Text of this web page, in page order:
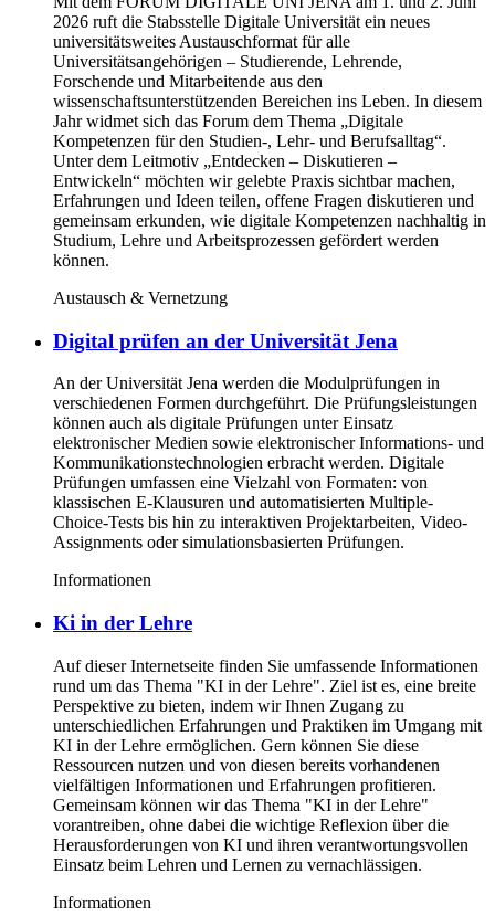
2026 ruft die Stabsstelle Digitale Universität ein neues
universitätsweites Austauschformat für alle
Universitätsangehörigen – Studierende, Lehrende,
Forschende und Mitarbeitende aus den
wissenschaftsunterstützenden Bereichen ins Leben. In diesem
Jahr widmet sich das Forum dem Thema „Digitale
Kompetenzen für den Studien-, Lehr- und Berufsalltag“.
Unter dem Leitmotiv „Entdecken – Diskutieren –
Entwickeln“ möchten wir gelebte Praxis sichtbar machen,
Erfahrungen und Ideen teilen, offene Fragen diskutieren und
gemeinsam erkunden, wie digitale Kompetenzen nachhaltig in
Studium, Lehre und Arbeitsprozessen gefördert werden
können.
Austausch & Vernetzung
Digital prüfen an der Universität Jena
An der Universität Jena werden die Modulprüfungen in
verschiedenen Formen durchgeführt. Die Prüfungsleistungen
können auch als digitale Prüfungen unter Einsatz
elektronischer Medien sowie elektronischer Informations- und
Kommunikationstechnologien erbracht werden. Digitale
Prüfungen umfassen eine Vielzahl von Formaten: von
klassischen E-Klausuren und automatisierten Multiple-
Choice-Tests bis hin zu interaktiven Projektarbeiten, Video-
Assignments oder simulationsbasierten Prüfungen.
Informationen
Ki in der Lehre
Auf dieser Internetseite finden Sie umfassende Informationen
rund um das Thema "KI in der Lehre". Ziel ist es, eine breite
Perspektive zu bieten, indem wir Ihnen Zugang zu
unterschiedlichen Erfahrungen und Praktiken im Umgang mit
KI in der Lehre ermöglichen. Gern können Sie diese
Ressourcen nutzen und von diesen bereits vorhandenen
vielfältigen Informationen und Erfahrungen profitieren.
Gemeinsam können wir das Thema "KI in der Lehre"
vorantreiben, ohne dabei die wichtige Reflexion über die
Herausforderungen von KI und ihren verantwortungsvollen
Einsatz beim Lehren und Lernen zu vernachlässigen.
Informationen